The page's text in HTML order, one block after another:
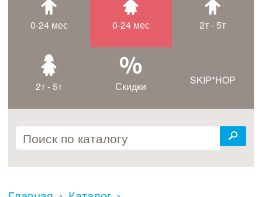
0-24 мес 0-24 мес 2т - 5т
2т - 5т Скидки SKIP*HOP